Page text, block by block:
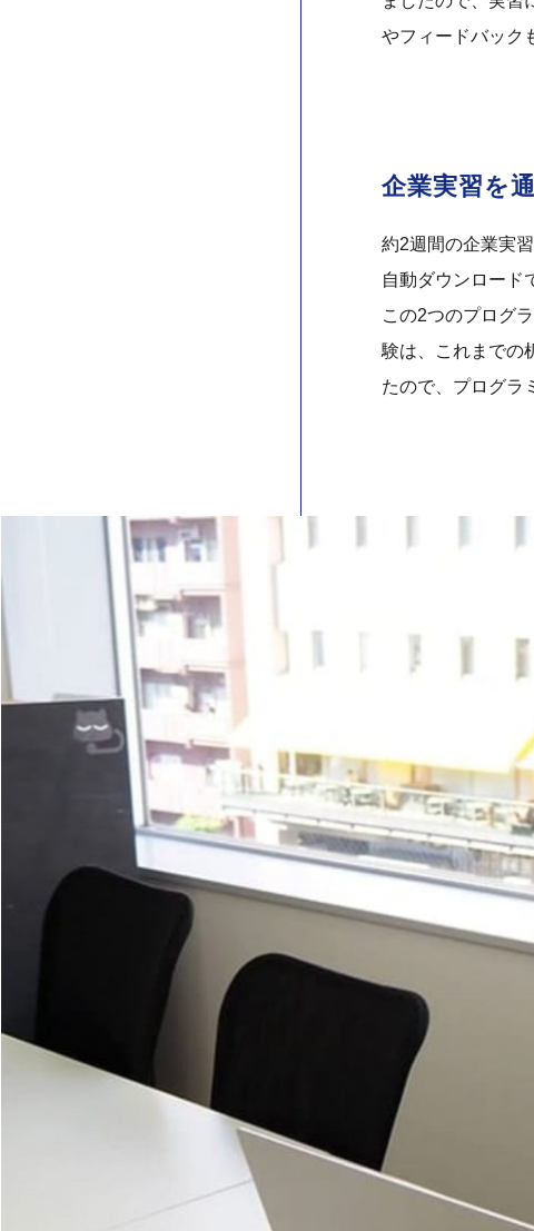
やフィードバック
企業実習を
約2週間の企業実
自動ダウンロード
この2つのプログ
験は、これまでの
たので、プログラ